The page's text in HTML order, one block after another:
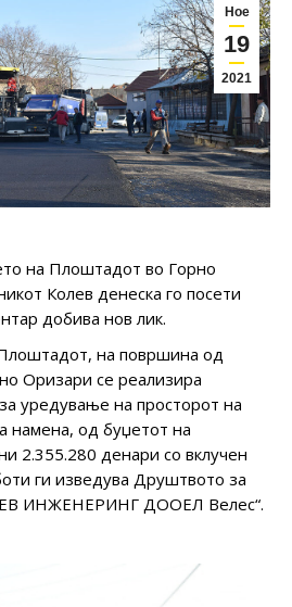
Ное
19
2021
на Плоштадот во Горно
Колев денеска го посети
добива нов лик.
на површина од
Оризари се реализира
уредување на просторот на
намена, од буџетот на
2.355.280 денари со вклучен
ги изведува Друштвото за
ИНЖЕНЕРИНГ ДООЕЛ Велес“.